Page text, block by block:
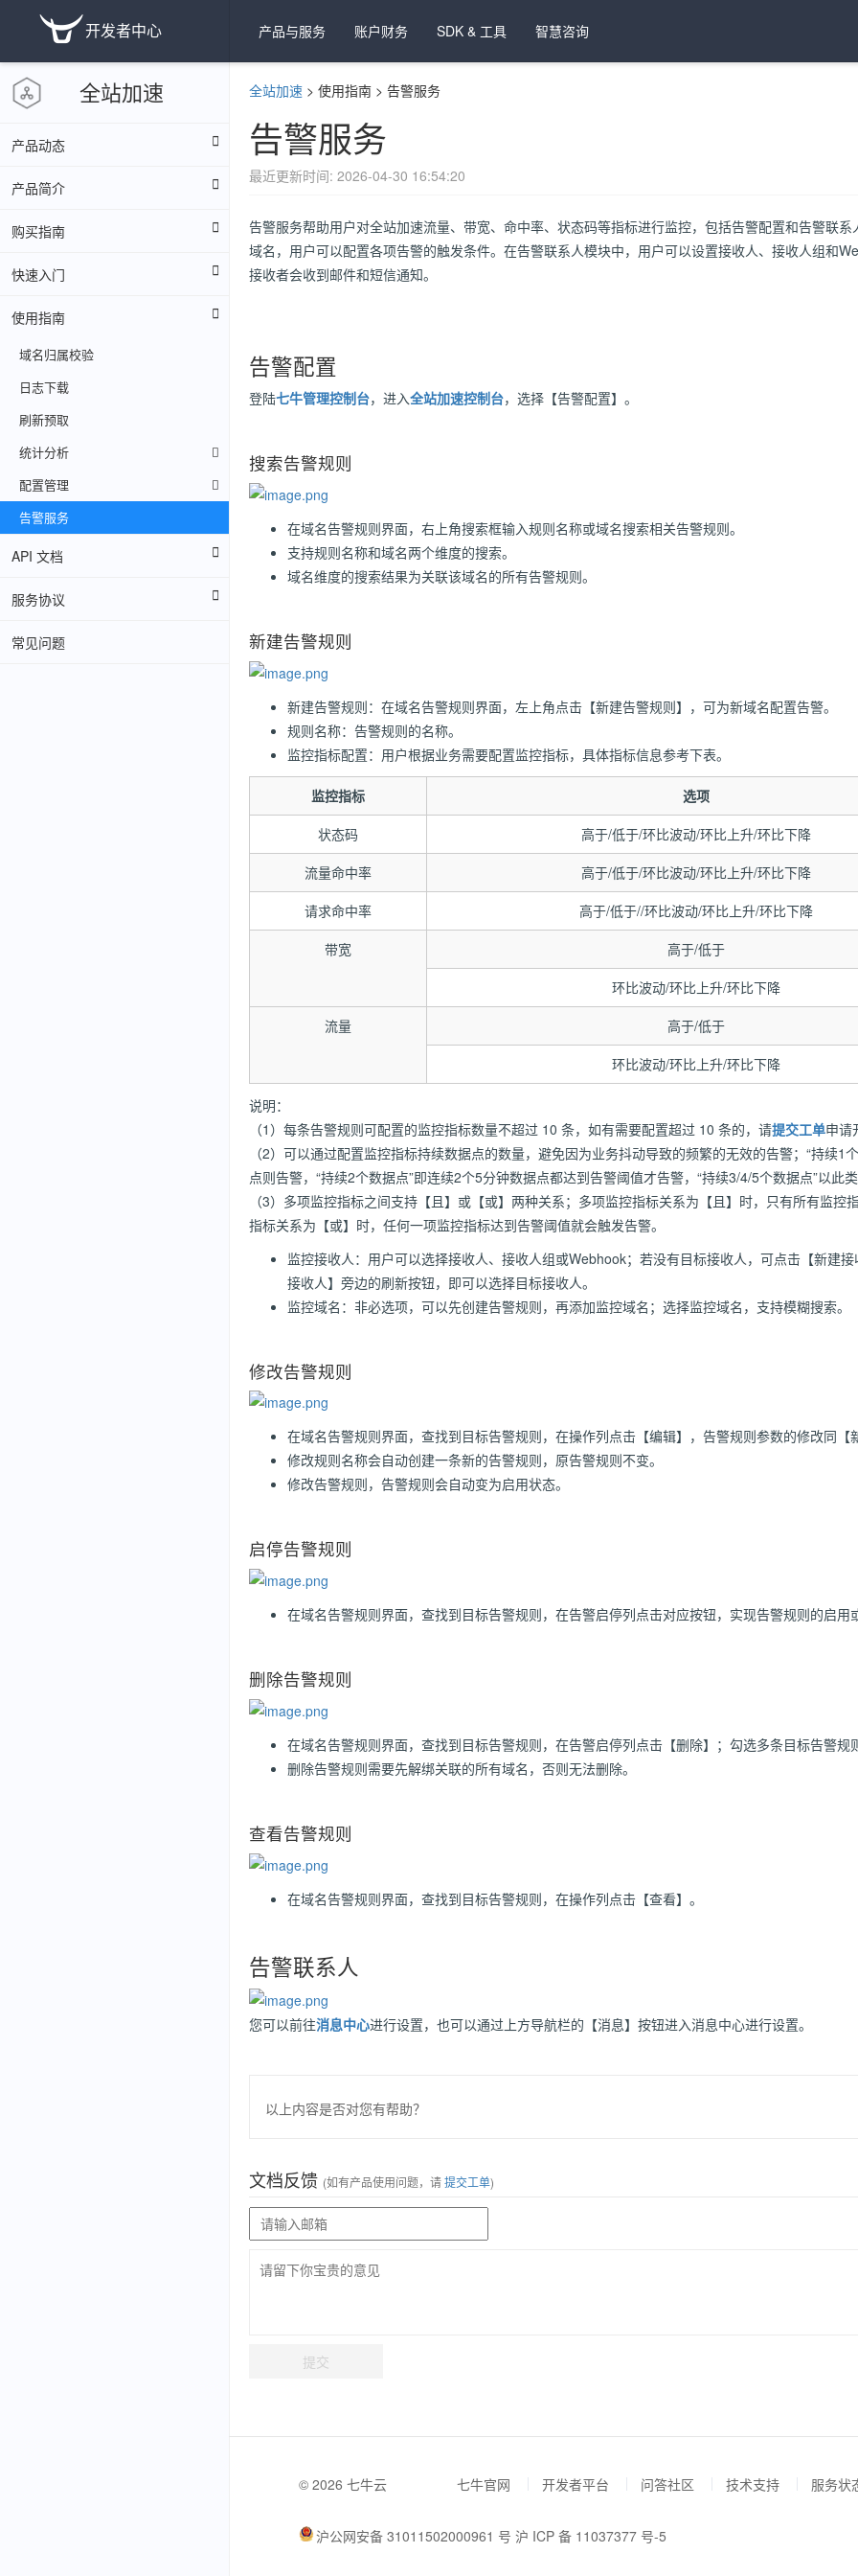
开发者中心 产品与服务 账户财务 SDK & 工具 智慧咨询
全站加速
产品动态
产品简介
购买指南
快速入门
使用指南
域名归属校验
日志下载
刷新预取
统计分析
配置管理
告警服务
API 文档
服务协议
常见问题
全站加速 > 使用指南 > 告警服务
告警服务
最近更新时间: 2026-04-30 16:54:20
告警服务帮助用户对全站加速流量、带宽、命中率、状态码等指标进行监控，包括告警配置和告警联
域名，用户可以配置各项告警的触发条件。在告警联系人模块中，用户可以设置接收人、接收人组和
接收者会收到邮件和短信通知。
告警配置
登陆七牛管理控制台，进入全站加速控制台，选择【告警配置】。
搜索告警规则
在域名告警规则界面，右上角搜索框输入规则名称或域名搜索相关告警规则。
支持规则名称和域名两个维度的搜索。
域名维度的搜索结果为关联该域名的所有告警规则。
新建告警规则
新建告警规则：在域名告警规则界面，左上角点击【新建告警规则】，可为新域名配置告警。
规则名称：告警规则的名称。
监控指标配置：用户根据业务需要配置监控指标，具体指标信息参考下表。
监控指标 选项
状态码
高于/低于/环比波动/环比上升/环比下降
流量命中率
高于/低于/环比波动/环比上升/环比下降
请求命中率
高于/低于//环比波动/环比上升/环比下降
带宽
高于/低于
环比波动/环比上升/环比下降
流量
高于/低于
环比波动/环比上升/环比下降
说明：
（1）每条告警规则可配置的监控指标数量不超过 10 条，如有需要配置超过 10 条的，请提交工单申请
（2）可以通过配置监控指标持续数据点的数量，避免因为业务抖动导致的频繁的无效的告警；“持续1
点则告警，“持续2个数据点”即连续2个5分钟数据点都达到告警阈值才告警，“持续3/4/5个数据点”以此类
（3）多项监控指标之间支持【且】或【或】两种关系；多项监控指标关系为【且】时，只有所有监
指标关系为【或】时，任何一项监控指标达到告警阈值就会触发告警。
监控接收人：用户可以选择接收人、接收人组或Webhook；若没有目标接收人，可点击【新建
接收人】旁边的刷新按钮，即可以选择目标接收人。
监控域名：非必选项，可以先创建告警规则，再添加监控域名；选择监控域名，支持模糊搜索。
修改告警规则
在域名告警规则界面，查找到目标告警规则，在操作列点击【编辑】，告警规则参数的修改同【
修改规则名称会自动创建一条新的告警规则，原告警规则不变。
修改告警规则，告警规则会自动变为启用状态。
启停告警规则
在域名告警规则界面，查找到目标告警规则，在告警启停列点击对应按钮，实现告警规则的启用
删除告警规则
在域名告警规则界面，查找到目标告警规则，在告警启停列点击【删除】；勾选多条目标告警规
删除告警规则需要先解绑关联的所有域名，否则无法删除。
查看告警规则
在域名告警规则界面，查找到目标告警规则，在操作列点击【查看】。
告警联系人
您可以前往消息中心进行设置，也可以通过上方导航栏的【消息】按钮进入消息中心进行设置。
以上内容是否对您有帮助？
文档反馈 (如有产品使用问题，请提交工单)
提交
© 2026 七牛云 七牛官网 开发者平台 问答社区 技术支持 服务状
沪公网安备 31011502000961 号 沪 ICP 备 11037377 号-5